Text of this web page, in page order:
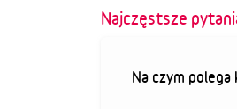
Najczęstsze
Na czym